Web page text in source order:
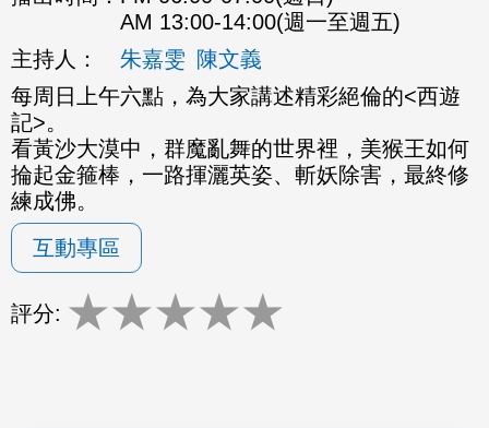
AM 13:00-14:00(週一至週五)
主持人：
朱嘉雯 陳文義
每周日上午六點，為大家講述精彩絕倫的<西遊
記>。
看黃沙大漠中，群魔亂舞的世界裡，美猴王如何
掄起金箍棒，一路揮灑英姿、斬妖除害，最終修
練成佛。
互動專區
評分: ★★★★★